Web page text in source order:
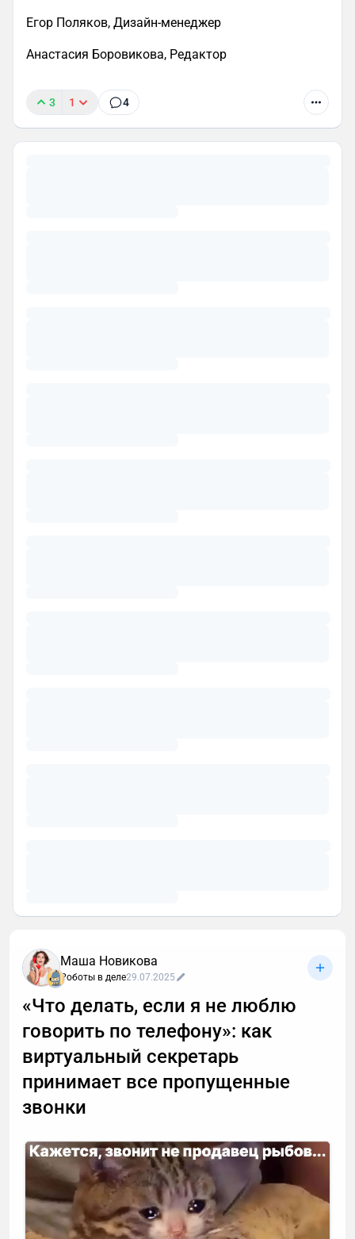
Егор Поляков, Дизайн-менеджер
Анастасия Боровикова, Редактор
3 1 4
Маша Новикова
Роботы в деле29.07.2025
«Что делать, если я не люблю
говорить по телефону»: как
виртуальный секретарь
принимает все пропущенные
звонки